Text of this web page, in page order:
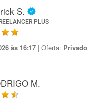
S.
PLUS
às 16:17 | Oferta: Privado
M.